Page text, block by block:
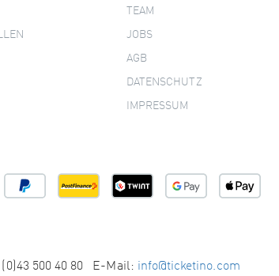
TEAM
JOBS
AGB
DATENSCHUTZ
IMPRESSUM
500 40 80 E-Mail: info@ticketino.com